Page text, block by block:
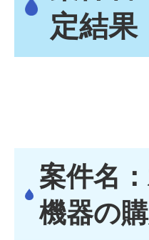
定結果
案件名
機器の